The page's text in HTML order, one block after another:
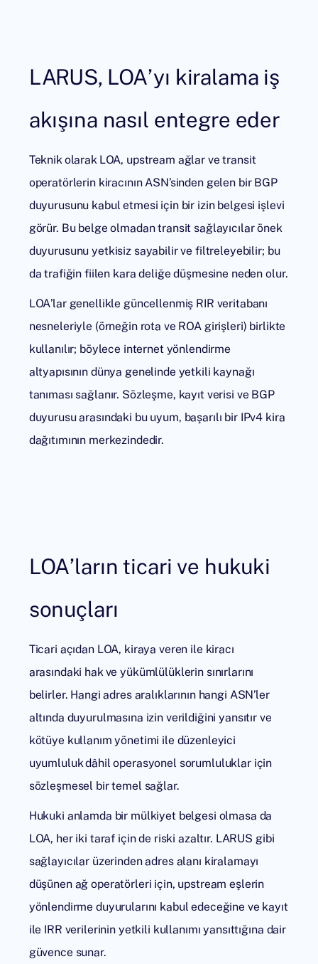
LARUS, LOA’yı kiralama iş
akışına nasıl entegre eder
Teknik olarak LOA, upstream ağlar ve transit
operatörlerin kiracının ASN’sinden gelen bir BGP
duyurusunu kabul etmesi için bir izin belgesi işlevi
görür. Bu belge olmadan transit sağlayıcılar önek
duyurusunu yetkisiz sayabilir ve filtreleyebilir; bu
da trafiğin fiilen kara deliğe düşmesine neden olur.
LOA’lar genellikle güncellenmiş RIR veritabanı
nesneleriyle (örneğin rota ve ROA girişleri) birlikte
kullanılır; böylece internet yönlendirme
altyapısının dünya genelinde yetkili kaynağı
tanıması sağlanır. Sözleşme, kayıt verisi ve BGP
duyurusu arasındaki bu uyum, başarılı bir IPv4 kira
dağıtımının merkezindedir.
LOA’ların ticari ve hukuki
sonuçları
Ticari açıdan LOA, kiraya veren ile kiracı
arasındaki hak ve yükümlülüklerin sınırlarını
belirler. Hangi adres aralıklarının hangi ASN’ler
altında duyurulmasına izin verildiğini yansıtır ve
kötüye kullanım yönetimi ile düzenleyici
uyumluluk dâhil operasyonel sorumluluklar için
sözleşmesel bir temel sağlar.
Hukuki anlamda bir mülkiyet belgesi olmasa da
LOA, her iki taraf için de riski azaltır. LARUS gibi
sağlayıcılar üzerinden adres alanı kiralamayı
düşünen ağ operatörleri için, upstream eşlerin
yönlendirme duyurularını kabul edeceğine ve kayıt
ile IRR verilerinin yetkili kullanımı yansıttığına dair
güvence sunar.